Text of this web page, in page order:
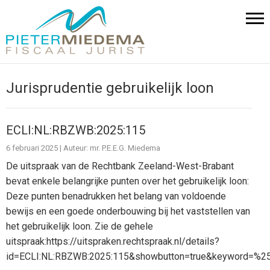
Jurisprudentie gebruikelijk loon
ECLI:NL:RBZWB:2025:115
6 februari 2025 | Auteur: mr. P.E.E.G. Miedema
De uitspraak van de Rechtbank Zeeland-West-Brabant
bevat enkele belangrijke punten over het gebruikelijk loon:
Deze punten benadrukken het belang van voldoende
bewijs en een goede onderbouwing bij het vaststellen van
het gebruikelijk loon. Zie de gehele
uitspraak:https://uitspraken.rechtspraak.nl/details?